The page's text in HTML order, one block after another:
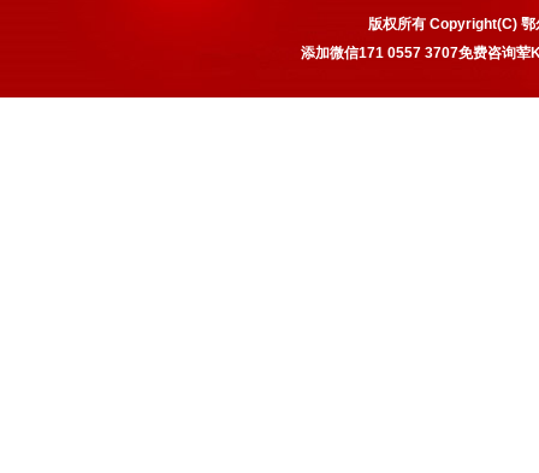
版权所有 Copyright(C) 鄂
添加微信171 0557 3707免费咨询荤